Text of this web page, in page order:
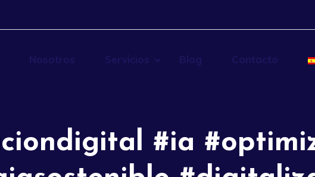
Nosotros Servicios Blog Contacto
#ia